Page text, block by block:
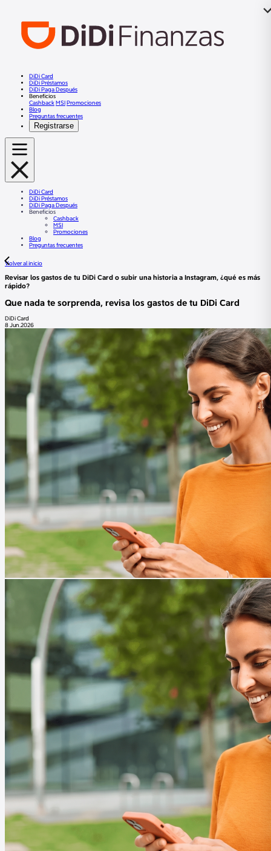
DiDi Card
DiDi Préstamos
DiDi Paga Después
Beneficios
CashbackMSIPromociones
Blog
Preguntas frecuentes
Registrarse
DiDi Card
DiDi Préstamos
DiDi Paga Después
Beneficios
Cashback
MSI
Promociones
Blog
Preguntas frecuentes
Volver al inicio
Revisar los gastos de tu DiDi Card o subir una historia a Instagram, ¿qué es más
rápido?
Que nada te sorprenda, revisa los gastos de tu DiDi Card
DiDi Card
8 Jun.2026